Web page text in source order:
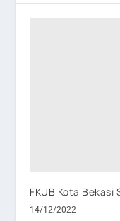
FKUB Kota
14/12/2022